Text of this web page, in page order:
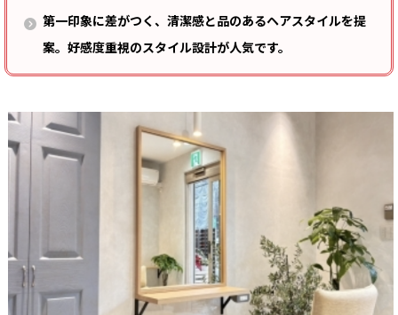
第一印象に差がつく、清潔感と品のあるヘアスタイルを提
案。好感度重視のスタイル設計が人気です。